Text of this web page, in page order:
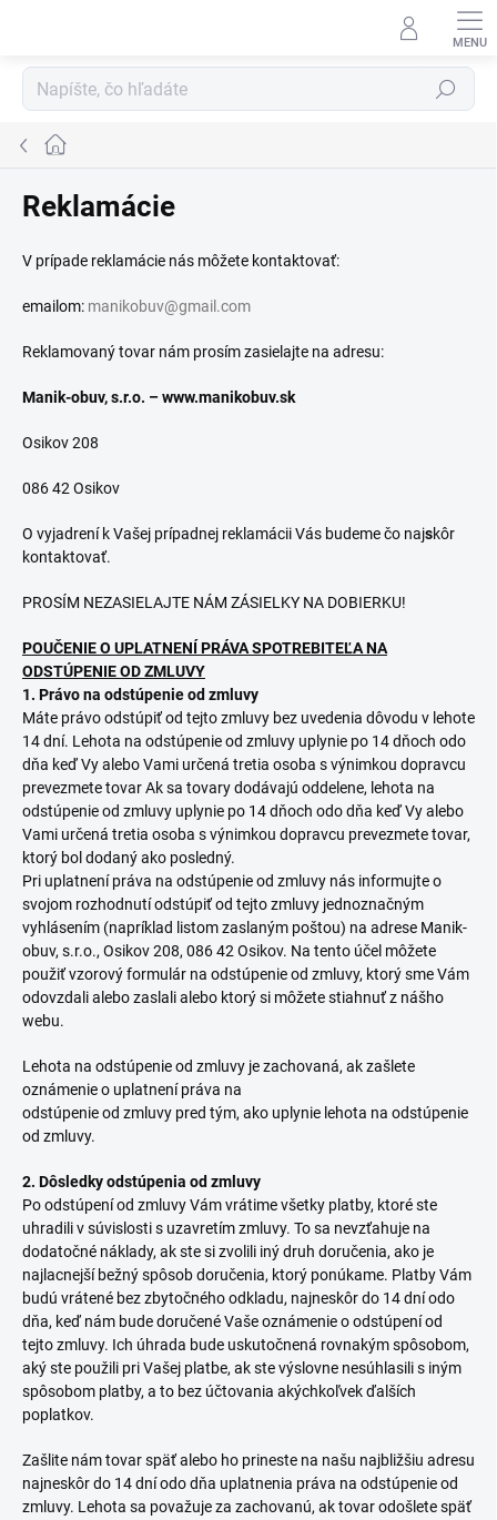
Hľadať
Domov
Reklamácie
V prípade reklamácie nás môžete kontaktovať:
emailom: manikobuv@gmail.com
Reklamovaný tovar nám prosím zasielajte na adresu:
Manik-obuv, s.r.o. – www.manikobuv.sk
Osikov 208
086 42 Osikov
O vyjadrení k Vašej prípadnej reklamácii Vás budeme čo najskôr
kontaktovať.
PROSÍM NEZASIELAJTE NÁM ZÁSIELKY NA DOBIERKU!
POUČENIE O UPLATNENÍ PRÁVA SPOTREBITEĽA NA
ODSTÚPENIE OD ZMLUVY
1. Právo na odstúpenie od zmluvy
Máte právo odstúpiť od tejto zmluvy bez uvedenia dôvodu v lehote
14 dní. Lehota na odstúpenie od zmluvy uplynie po 14 dňoch odo
dňa keď Vy alebo Vami určená tretia osoba s výnimkou dopravcu
prevezmete tovar Ak sa tovary dodávajú oddelene, lehota na
odstúpenie od zmluvy uplynie po 14 dňoch odo dňa keď Vy alebo
Vami určená tretia osoba s výnimkou dopravcu prevezmete tovar,
ktorý bol dodaný ako posledný.
Pri uplatnení práva na odstúpenie od zmluvy nás informujte o
svojom rozhodnutí odstúpiť od tejto zmluvy jednoznačným
vyhlásením (napríklad listom zaslaným poštou) na adrese Manik-
obuv, s.r.o., Osikov 208, 086 42 Osikov. Na tento účel môžete
použiť vzorový formulár na odstúpenie od zmluvy, ktorý sme Vám
odovzdali alebo zaslali alebo ktorý si môžete stiahnuť z nášho
webu.
Lehota na odstúpenie od zmluvy je zachovaná, ak zašlete
oznámenie o uplatnení práva na
odstúpenie od zmluvy pred tým, ako uplynie lehota na odstúpenie
od zmluvy.
2. Dôsledky odstúpenia od zmluvy
Po odstúpení od zmluvy Vám vrátime všetky platby, ktoré ste
uhradili v súvislosti s uzavretím zmluvy. To sa nevzťahuje na
dodatočné náklady, ak ste si zvolili iný druh doručenia, ako je
najlacnejší bežný spôsob doručenia, ktorý ponúkame. Platby Vám
budú vrátené bez zbytočného odkladu, najneskôr do 14 dní odo
dňa, keď nám bude doručené Vaše oznámenie o odstúpení od
tejto zmluvy. Ich úhrada bude uskutočnená rovnakým spôsobom,
aký ste použili pri Vašej platbe, ak ste výslovne nesúhlasili s iným
spôsobom platby, a to bez účtovania akýchkoľvek ďalších
poplatkov.
Zašlite nám tovar späť alebo ho prineste na našu najbližšiu adresu
najneskôr do 14 dní odo dňa uplatnenia práva na odstúpenie od
zmluvy. Lehota sa považuje za zachovanú, ak tovar odošlete späť